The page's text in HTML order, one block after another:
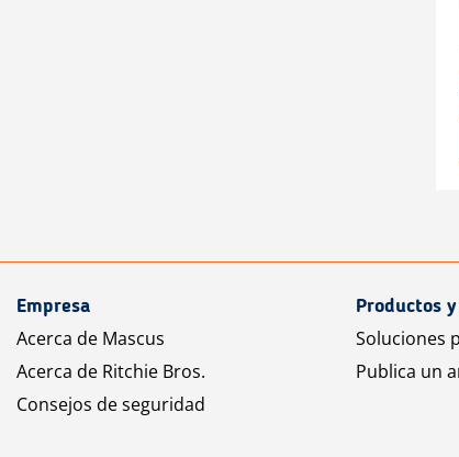
Empresa
Acerca de Mascus
Acerca de Ritchie Bros.
Consejos de seguridad
Productos
Soluciones
Publica un